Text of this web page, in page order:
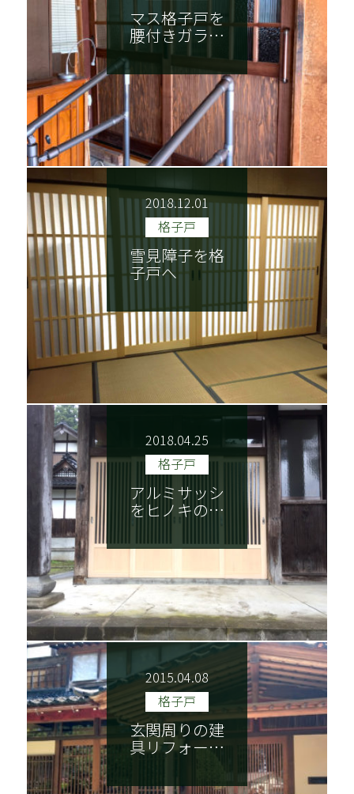
マス格子戸を
腰付きガラ…
2018.12.01
格子戸
雪見障子を格
子戸へ
2018.04.25
格子戸
アルミサッシ
をヒノキの…
2015.04.08
格子戸
玄関周りの建
具リフォー…